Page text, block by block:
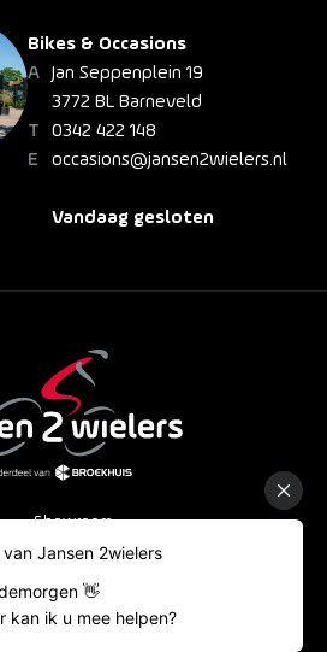
Bikes & Occasions
Jan Seppenplein 19
3772 BL Barneveld
0342 422 148
occasions@jansen2wielers.nl
Vandaag gesloten
Showroom
Occasions
Bestelinformatie